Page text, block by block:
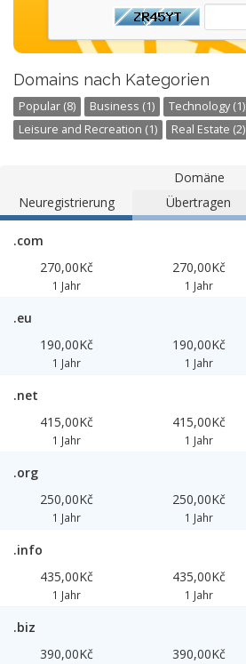
Domains nach Kategorien
Popular (8) Business (1) Technology (1)
Leisure and Recreation (1)
Real Estate (2)
Domäne
Neuregistrierung
Übertragen
.com
270,00Kč
1 Jahr
270,00Kč
1 Jahr
.eu
190,00Kč
1 Jahr
190,00Kč
1 Jahr
.net
415,00Kč
1 Jahr
415,00Kč
1 Jahr
.org
250,00Kč
1 Jahr
250,00Kč
1 Jahr
.info
435,00Kč
1 Jahr
435,00Kč
1 Jahr
.biz
390,00Kč
390,00Kč